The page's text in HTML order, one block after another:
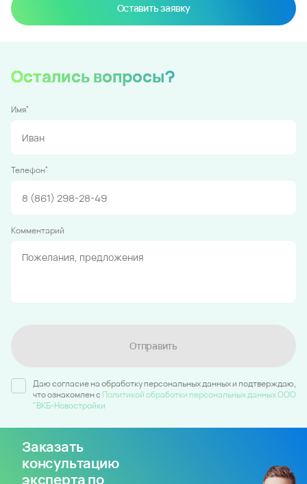
Оставить заявку
Остались вопросы?
Имя*
Телефон*
Комментарий
Отправить
Даю согласие на обработку персональных данных и подтверждаю,
что ознакомлен c Политикой обработки персональных данных ООО
"ВКБ-Новостройки
Заказать
консультацию
эксперта по